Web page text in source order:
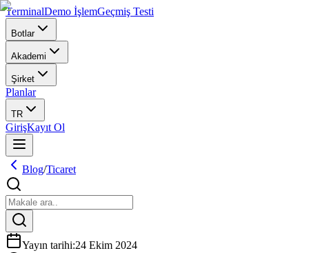
TerminalDemo İşlemGeçmiş Testi
Botlar
Akademi
Şirket
Planlar
TR
GirişKayıt Ol
Blog/Ticaret
Yayın tarihi:24 Ekim 2024